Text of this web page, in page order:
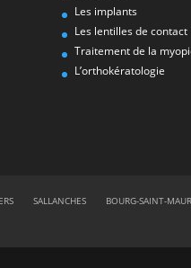
Les implants
Les lentilles de contact
Traitement de la
L’orthokératologie
SALLANCHES BOURG-SAINT-